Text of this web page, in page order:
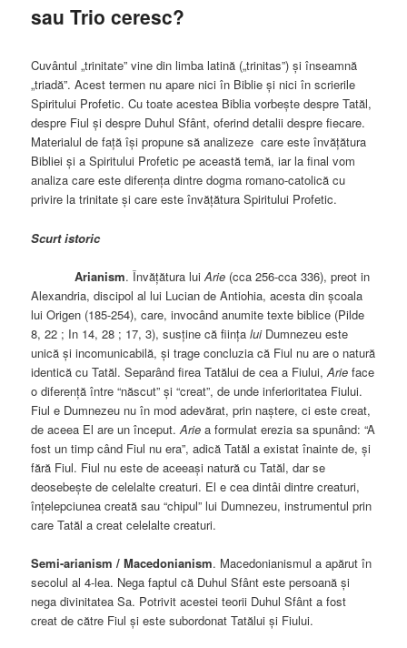
sau Trio ceresc?
Cuvântul „trinitate” vine din limba latină („trinitas”) și înseamnă
„triadă”. Acest termen nu apare nici în Biblie și nici în scrierile
Spiritului Profetic. Cu toate acestea Biblia vorbește despre Tatăl,
despre Fiul și despre Duhul Sfânt, oferind detalii despre fiecare.
Materialul de față își propune să analizeze care este învățătura
Bibliei și a Spiritului Profetic pe această temă, iar la final vom
analiza care este diferența dintre dogma romano-catolică cu
privire la trinitate și care este învățătura Spiritului Profetic.
Scurt istoric
Arianism. Învățătura luiArie (cca 256-cca 336), preot in
Alexandria, discipol al lui Lucian de Antiohia, acesta din școala
lui Origen (185-254), care, invocând anumite texte biblice (Pilde
8, 22 ; In 14, 28 ; 17, 3), susține că ființalui Dumnezeu este
unică și incomunicabilă, și trage concluzia că Fiul nu are o natură
identică cu Tatăl. Separând firea Tatălui de cea a Fiului,Arieface
o diferență între “născut” și “creat”, de unde inferioritatea Fiului.
Fiul e Dumnezeu nu în mod adevărat, prin naștere, ci este creat,
de aceea El are un început.Ariea formulat erezia sa spunând: “A
fost un timp când Fiul nu era”, adică Tatăl a existat înainte de, și
fără Fiul. Fiul nu este de aceeași natură cu Tatăl, dar se
deosebește de celelalte creaturi. El e cea dintâi dintre creaturi,
înțelepciunea creată sau “chipul” lui Dumnezeu, instrumentul prin
care Tatăl a creat celelalte creaturi.
Semi-arianism / Macedonianism. Macedonianismul a apărut în
secolul al 4-lea. Nega faptul că Duhul Sfânt este persoană și
nega divinitatea Sa. Potrivit acestei teorii Duhul Sfânt a fost
creat de către Fiul și este subordonat Tatălui și Fiului.